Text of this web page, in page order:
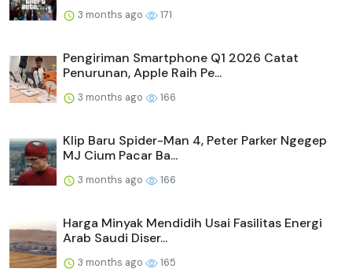
3 months ago 171
Pengiriman Smartphone Q1 2026 Catat
Penurunan, Apple Raih Pe...
3 months ago 166
Klip Baru Spider-Man 4, Peter Parker Ngegep
MJ Cium Pacar Ba...
3 months ago 166
Harga Minyak Mendidih Usai Fasilitas Energi
Arab Saudi Diser...
3 months ago 165